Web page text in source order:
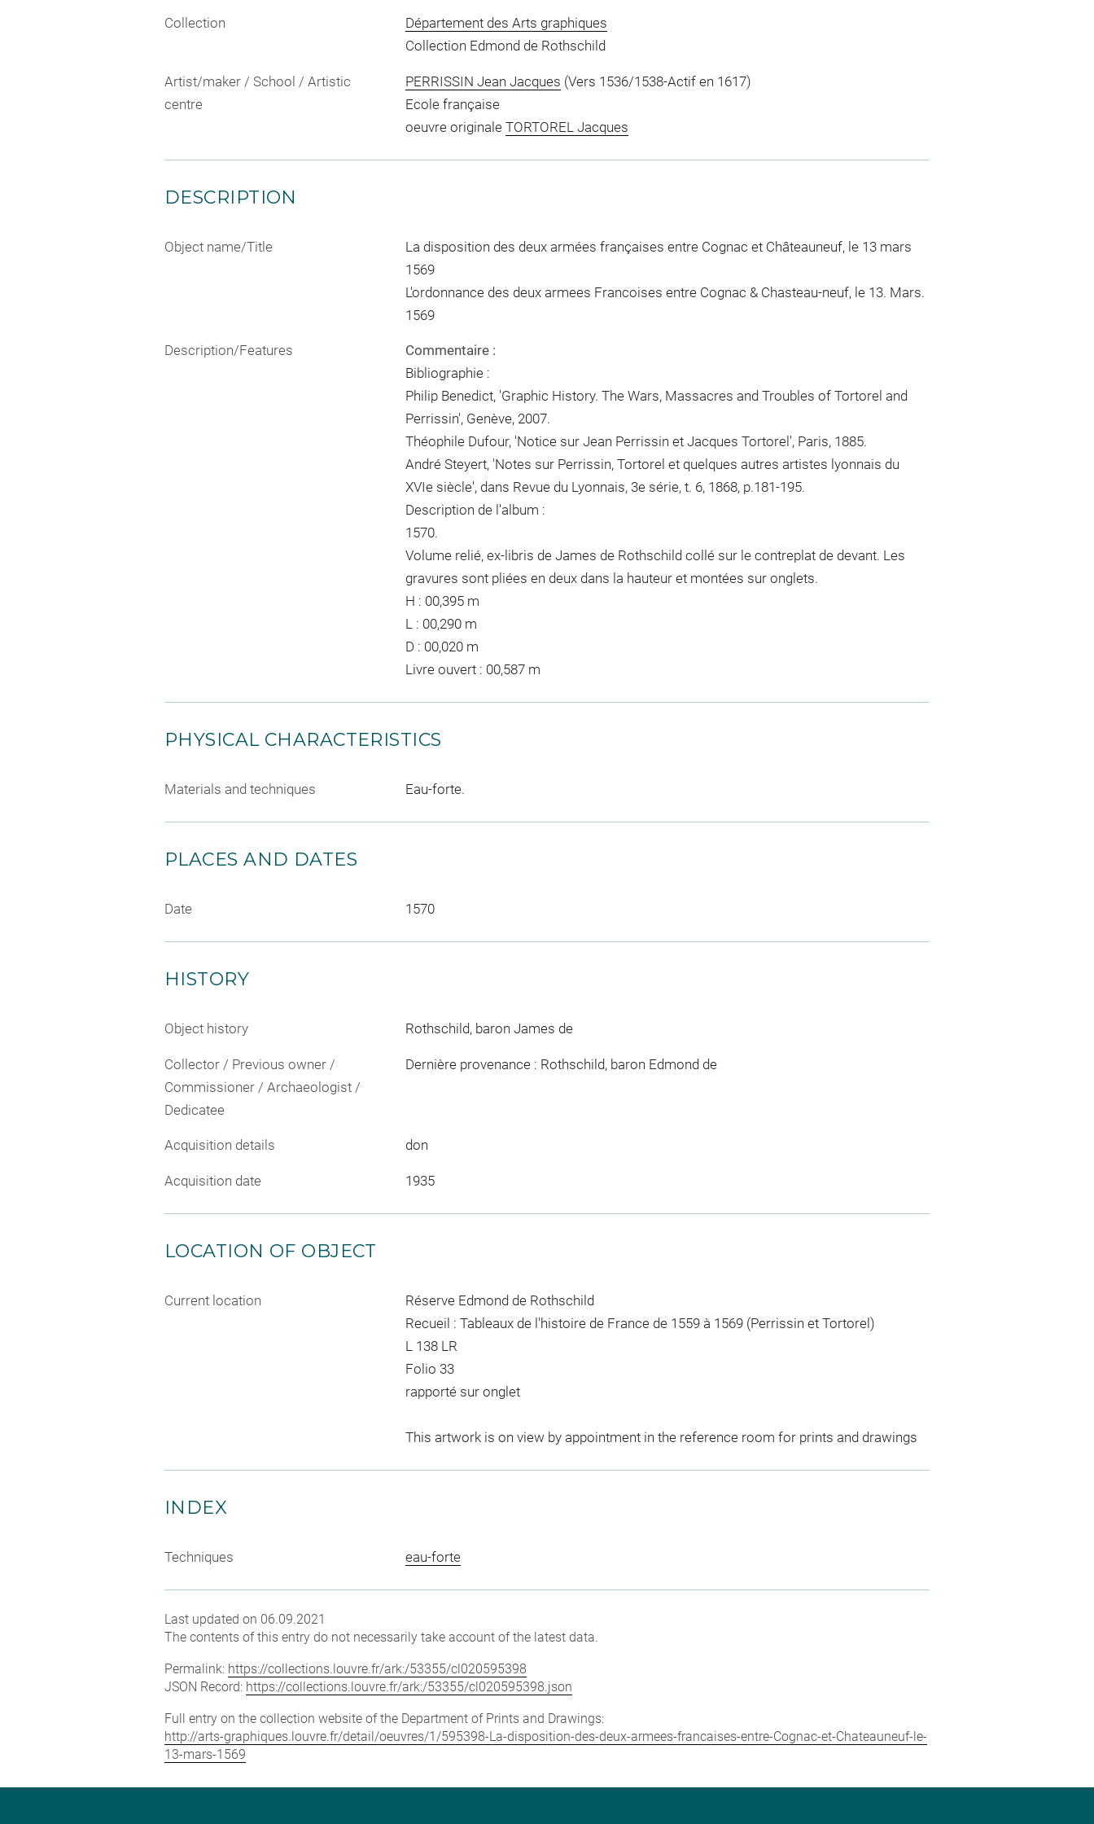
Collection
Département des Arts graphiques
Collection Edmond de Rothschild
Artist/maker / School / Artistic
centre
PERRISSIN Jean Jacques (Vers 1536/1538-Actif en 1617)
Ecole française
oeuvre originale TORTOREL Jacques
DESCRIPTION
Object name/Title
La disposition des deux armées françaises entre Cognac et Châteauneuf, le 13 mars
1569
L'ordonnance des deux armees Francoises entre Cognac & Chasteau-neuf, le 13. Mars.
1569
Description/Features
Commentaire :
Bibliographie :
Philip Benedict, 'Graphic History. The Wars, Massacres and Troubles of Tortorel and
Perrissin', Genève, 2007.
Théophile Dufour, 'Notice sur Jean Perrissin et Jacques Tortorel', Paris, 1885.
André Steyert, 'Notes sur Perrissin, Tortorel et quelques autres artistes lyonnais du
XVIe siècle', dans Revue du Lyonnais, 3e série, t. 6, 1868, p.181-195.
Description de l'album :
1570.
Volume relié, ex-libris de James de Rothschild collé sur le contreplat de devant. Les
gravures sont pliées en deux dans la hauteur et montées sur onglets.
H : 00,395 m
L : 00,290 m
D : 00,020 m
Livre ouvert : 00,587 m
PHYSICAL CHARACTERISTICS
Materials and techniques Eau-forte.
PLACES AND DATES
Date 1570
HISTORY
Object history Rothschild, baron James de
Collector / Previous owner /
Commissioner / Archaeologist /
Dedicatee
Dernière provenance : Rothschild, baron Edmond de
Acquisition details don
Acquisition date 1935
LOCATION OF OBJECT
Current location
Réserve Edmond de Rothschild
Recueil : Tableaux de l'histoire de France de 1559 à 1569 (Perrissin et Tortorel)
L 138 LR
Folio 33
rapporté sur onglet
This artwork is on view by appointment in the reference room for prints and drawings
INDEX
Techniques eau-forte
Last updated on 06.09.2021
The contents of this entry do not necessarily take account of the latest data.
Permalink: https://collections.louvre.fr/ark:/53355/cl020595398
JSON Record: https://collections.louvre.fr/ark:/53355/cl020595398.json
Full entry on the collection website of the Department of Prints and Drawings:
http://arts-graphiques.louvre.fr/detail/oeuvres/1/595398-La-disposition-des-deux-armees-francaises-entre-Cognac-et-Chateauneuf-le-
13-mars-1569